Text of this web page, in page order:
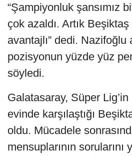
“Şampiyonluk şansımız
çok azaldı. Artık
avantajlı” dedi. Nazifoğlu
pozisyonun yüzde yüz
söyledi.
Galatasaray, Süper
evinde karşılaştığı
oldu. Mücadele
mensuplarının sorularını